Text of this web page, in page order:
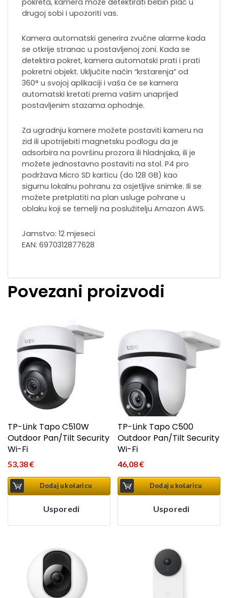
drugoj sobi i upozoriti vas.
Kamera automatski generira zvučne alarme kada
se otkrije stranac u postavljenoj zoni. Kada se
detektira pokret, kamera automatski prati i prati
pokretni objekt. Uključite način “krstarenja” od
360° u svojoj aplikaciji i vaša će se kamera
automatski kretati prema vašim unaprijed
postavljenim stazama ophodnje.
Za ugradnju kamere možete postaviti kameru na
zid ili upotrijebiti magnetsku podlogu da je
adsorbira na površinu prozora ili hladnjaka, ili je
možete jednostavno postaviti na stol. P4 pro
podržava Micro SD karticu (do 128 GB) kao
sigurnu lokalnu pohranu za osjetljive snimke. Ili se
možete pretplatiti na plan usluge pohrane u
oblaku koji se temelji na poslužitelju Amazon AWS.
Jamstvo: 12 mjeseci
EAN: 6970312877628
Povezani proizvodi
TP-Link Tapo C510W
Outdoor Pan/Tilt Security
Wi-Fi
53,38€
Dodaj u košaricu
Usporedi
TP-Link Tapo C500
Outdoor Pan/Tilt Security
Wi-Fi
46,08€
Dodaj u košaricu
Usporedi